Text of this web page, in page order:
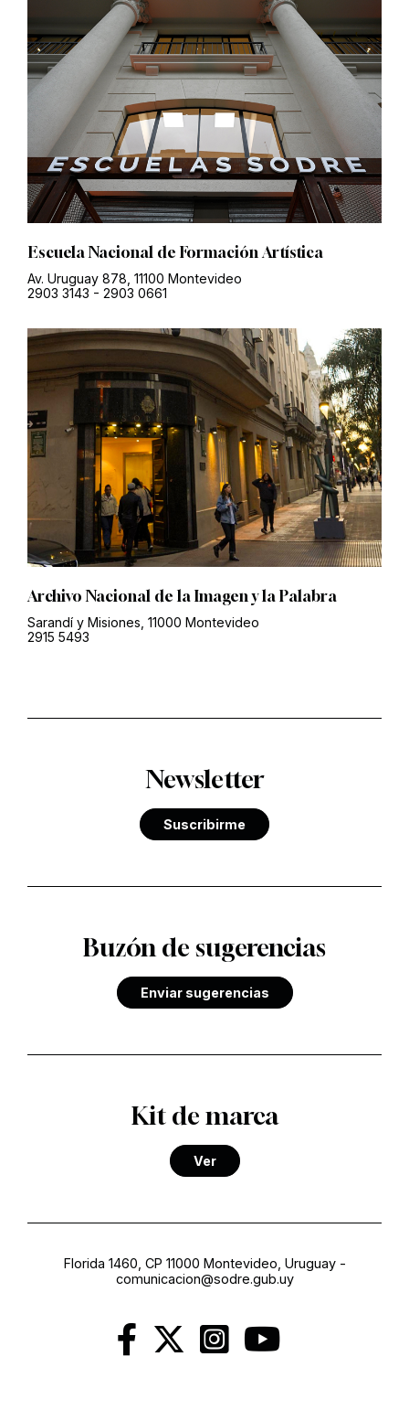
Escuela Nacional de Formación Artística
Av. Uruguay 878, 11100 Montevideo
2903 3143 - 2903 0661
Archivo Nacional de la Imagen y la Palabra
Sarandí y Misiones, 11000 Montevideo
2915 5493
Newsletter
Suscribirme
Buzón de sugerencias
Enviar sugerencias
Kit de marca
Ver
Florida 1460, CP 11000 Montevideo, Uruguay-
comunicacion@sodre.gub.uy